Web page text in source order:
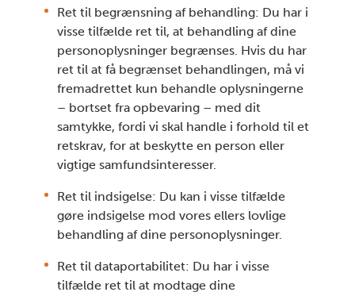
Ret til begrænsning af behandling: Du har i
visse tilfælde ret til, at behandling af dine
personoplysninger begrænses. Hvis du har
ret til at få begrænset behandlingen, må vi
fremadrettet kun behandle oplysningerne
– bortset fra opbevaring – med dit
samtykke, fordi vi skal handle i forhold til et
retskrav, for at beskytte en person eller
vigtige samfundsinteresser.
Ret til indsigelse: Du kan i visse tilfælde
gøre indsigelse mod vores ellers lovlige
behandling af dine personoplysninger.
Ret til dataportabilitet: Du har i visse
tilfælde ret til at modtage dine